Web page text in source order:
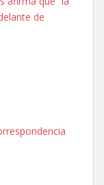
tiene miedo a la
de